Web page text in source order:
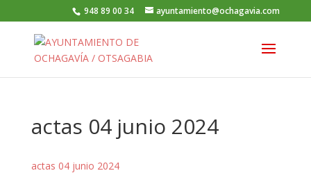
948 89 00 34 ayuntamiento@ochagavia.com
actas 04 junio 2024
actas 04 junio 2024